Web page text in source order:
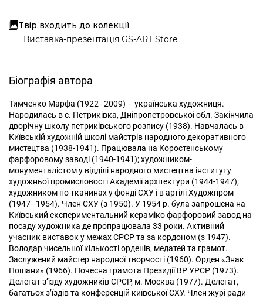
Твір входить до колекції
Виставка-презентація GS-ART Store
Біографія автора
Тимченко Марфа (1922–2009) – українська художниця.
Народилась в с. Петриківка, Дніпропетровськоі обл. Закінчила
дворічну школу петриківського розпису (1938). Навчалась в
Київській художній школі майстрів народного декоративного
мистец­тва (1938-1941). Працювала на Коростенському
фарфоровому заводі (1940-1941); художником-
монументалістом у відділі народного мистецтва інституту
художньої промисловості Академії архітектури (1944-1947);
художником по тканинах у фонді СХУ і в артілі Художпром
(1947–1954). Член СХУ (з 1950). У 1954 р. була запрошена на
Київський експериментальний кераміко фарфоровий завод на
посаду художника де пропрацювала 33 роки. Активний
учасник виставок у межах СРСР та за кордоном (з 1947).
Володар чисельної кількості орденів, медатей та грамот.
Заслужений майстер народної творчості (1960). Орден «Знак
Пошани» (1966). Почесна грамота Президії ВР УРСР (1973).
Делегат з’їзду художників СРСР, м. Москва (1977). Делегат,
багатьох з’їздів та конференцій київської СХУ. Член журі ради